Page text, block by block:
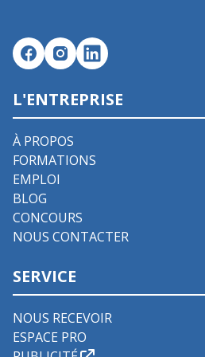
L'ENTREPRISE
À PROPOS
FORMATIONS
EMPLOI
BLOG
CONCOURS
NOUS CONTACTER
SERVICE
NOUS RECEVOIR
ESPACE PRO